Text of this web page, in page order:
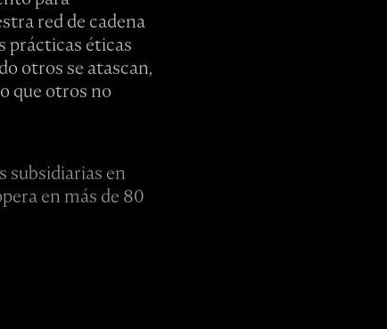
red de cadena
prácticas éticas
otros se atascan,
que otros no
subsidiarias en
en más de 80